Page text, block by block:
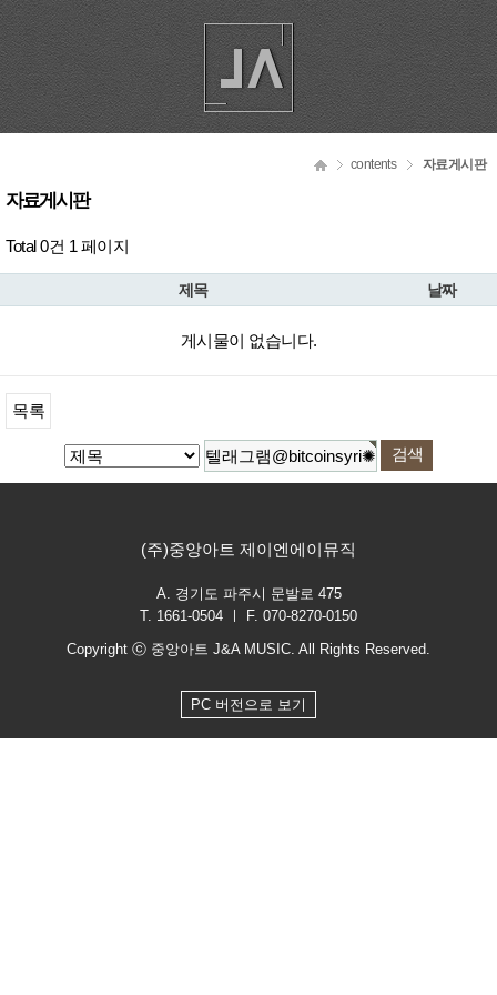
contents 자료게시판
자료게시판
Total 0건 1 페이지
제목 날짜
게시물이 없습니다.
목록
(주)중앙아트 제이엔에이뮤직
A. 경기도 파주시 문발로 475
T. 1661-0504 ㅣ F. 070-8270-0150
Copyright ⓒ 중앙아트 J&A MUSIC. All Rights Reserved.
PC 버전으로 보기